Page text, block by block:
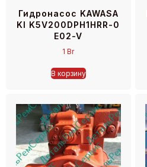
Гидронасос KAWASA
KI K5V200DPH1HRR-0
E02-V
1Br
В корзину